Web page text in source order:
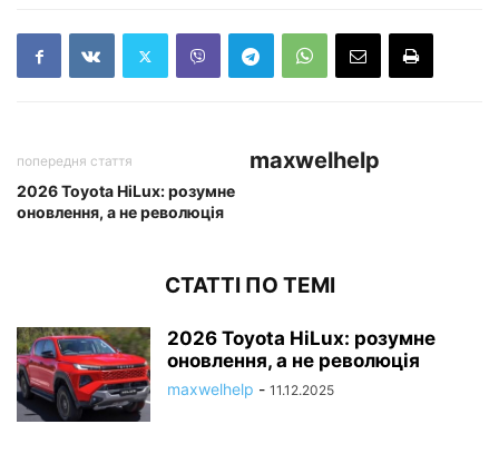
попередня стаття
2026 Toyota HiLux: розумне
оновлення, а не революція
maxwelhelp
СТАТТІ ПО ТЕМІ
2026 Toyota HiLux: розумне
оновлення, а не революція
maxwelhelp - 11.12.2025